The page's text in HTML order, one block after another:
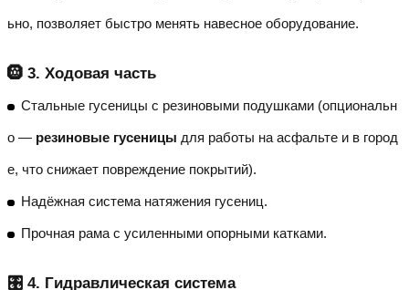
ьно, позволяет быстро менять навесное оборудование.
🛞 3. Ходовая часть
Стальные гусеницы с резиновыми подушками (опциональн
о — резиновые гусеницы для работы на асфальте и в город
е, что снижает повреждение покрытий).
Надёжная система натяжения гусениц.
Прочная рама с усиленными опорными катками.
🎛️ 4. Гидравлическая система